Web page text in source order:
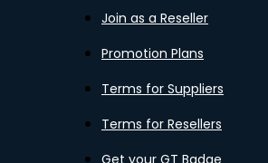
Join as a Reseller
Promotion Plans
Terms for Suppliers
Terms for Resellers